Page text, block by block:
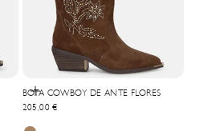
Choisir les options
BOTA COWBOY DE ANTE FLORES
Prix de vente
205,00 €